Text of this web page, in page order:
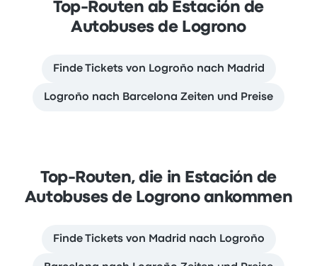
Top-Routen ab Estación de
Autobuses de Logrono
Finde Tickets von Logroño nach Madrid
Logroño nach Barcelona Zeiten und Preise
Top-Routen, die in Estación de
Autobuses de Logrono ankommen
Finde Tickets von Madrid nach Logroño